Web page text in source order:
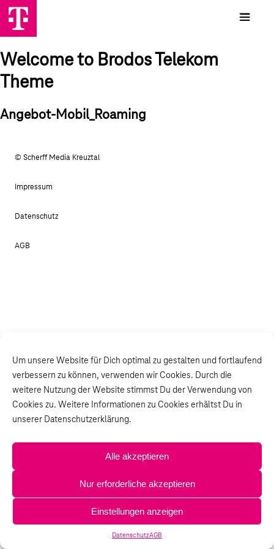
Um unsere Website für Dich optimal zu gestalten und fortlaufend
verbessern zu können, verwenden wir Cookies. Durch die
weitere Nutzung der Website stimmst Du der Verwendung von
Cookies zu. Weitere Informationen zu Cookies erhältst Du in
unserer Datenschutzerklärung.
Alle akzeptieren
Nur erforderliche akzeptieren
Einstellungen anzeigen
DatenschutzAGB
Welcome to Brodos Telekom
Theme
Angebot-Mobil_Roaming
© Scherff Media Kreuztal
Impressum
Datenschutz
AGB